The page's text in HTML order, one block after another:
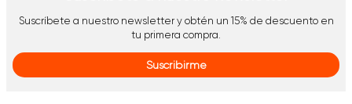
Suscríbete a nuestro newsletter y obtén un 15% de descuento en
tu primera compra.
Suscribirme